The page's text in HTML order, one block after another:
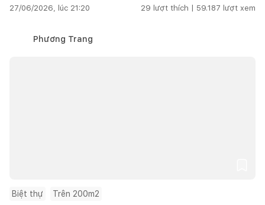
27/06/2026, lúc 21:20 29 lượt thích | 59.187 lượt xem
Phương Trang
Biệt thự Trên 200m2